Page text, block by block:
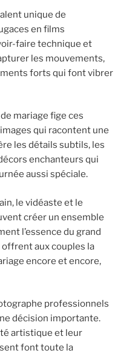
unique de
en films
faire technique et
les mouvements,
forts qui font vibrer
mariage fige ces
qui racontent une
les détails subtils, les
enchanteurs qui
aussi spéciale.
le vidéaste et le
créer un ensemble
l’essence du grand
aux couples la
encore et encore,
professionnels
décision importante.
artistique et leur
font toute la